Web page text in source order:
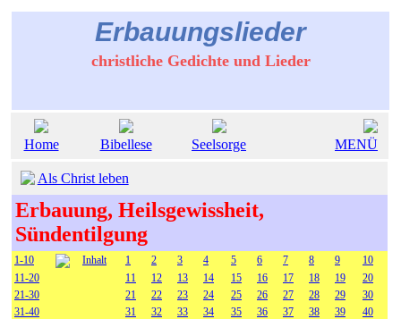
Erbauungslieder
christliche Gedichte und Lieder
Home Bibellese Seelsorge MENÜ
Als Christ leben
Erbauung, Heilsgewissheit,
Sündentilgung
1-10 Inhalt 1 2 3 4 5 6 7 8 9
10
11-20
11 12 13 14 15 16 17 18 19
20
21-30
21 22 23 24 25 26 27 28 29
30
31-40
31 32 33 34 35 36 37 38 39
40